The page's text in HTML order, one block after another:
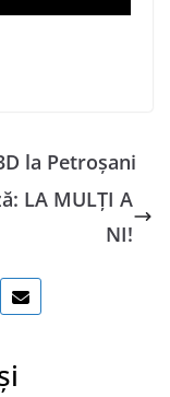
la Petroșani
LA MULȚI A
NI!